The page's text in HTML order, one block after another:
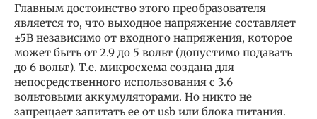
Главным достоинство этого преобразователя
является то, что выходное напряжение составляет
±5В независимо от входного напряжения, которое
может быть от 2.9 до 5 вольт (допустимо подавать
до 6 вольт). Т.е. микросхема создана для
непосредственного использования с 3.6
вольтовыми аккумуляторами. Но никто не
запрещает запитать ее от usb или блока питания.